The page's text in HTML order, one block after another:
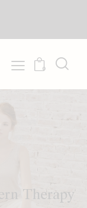
0
Therapy